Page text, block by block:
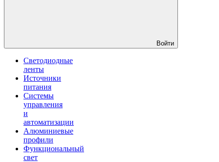
Войти
Светодиодные
ленты
Источники
питания
Системы
управления
и
автоматизации
Алюминиевые
профили
Функциональный
свет